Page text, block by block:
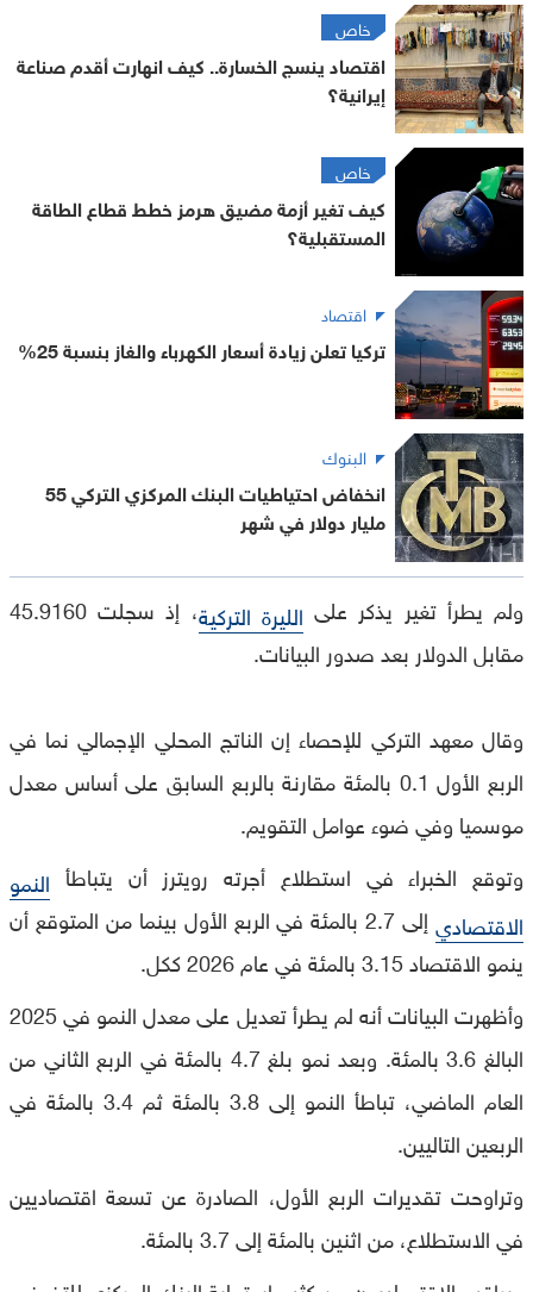
خاص
اقتصاد ينسج الخسارة.. كيف انهارت أقدم صناعة
إيرانية؟
خاص
كيف تغير أزمة مضيق هرمز خطط قطاع الطاقة
المستقبلية؟
اقتصاد
تركيا تعلن زيادة أسعار الكهرباء والغاز بنسبة 25%
البنوك
انخفاض احتياطيات البنك المركزي التركي 55
مليار دولار في شهر
ولم يطرأ تغير يذكر على الليرة التركية
، إذ سجلت 45.9160
مقابل الدولار بعد صدور البيانات.
وقال معهد التركي للإحصاء إن الناتج المحلي الإجمالي نما في
الربع الأول 0.1 بالمئة مقارنة بالربع السابق على أساس معدل
موسميا وفي ضوء عوامل التقويم.
وتوقع الخبراء في استطلاع أجرته رويترز أن يتباطأ النمو
الاقتصادي
إلى 2.7 بالمئة في الربع الأول بينما من المتوقع أن
ينمو الاقتصاد 3.15 بالمئة في عام 2026 ككل.
وأظهرت البيانات أنه لم يطرأ تعديل على معدل النمو في 2025
البالغ 3.6 بالمئة. وبعد نمو بلغ 4.7 بالمئة في الربع الثاني من
العام الماضي، تباطأ النمو إلى 3.8 بالمئة ثم 3.4 بالمئة في
الربعين التاليين.
وتراوحت تقديرات الربع الأول، الصادرة عن تسعة اقتصاديين
في الاستطلاع، من اثنين بالمئة إلى 3.7 بالمئة.